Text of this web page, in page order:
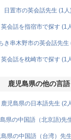
日置市の英会話先生 (1人
英会話を指宿市で探す (1
き串木野市の英会話先生
英会話を枕崎市で探す (1
鹿児島県の他の言語
鹿児島県の日本語先生 (2
県の中国語（北京語)先
島県の中国語（台湾）先